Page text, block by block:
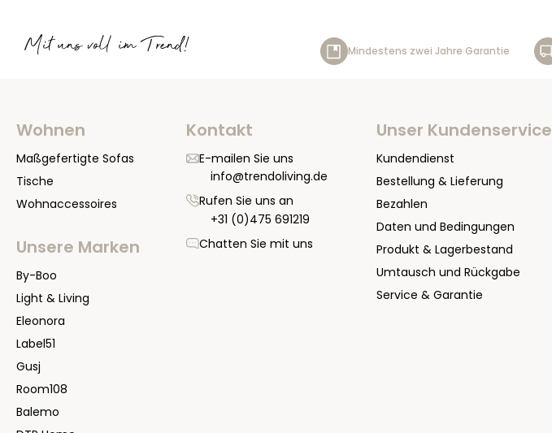
Mit uns voll im Trend! Mindestens zwei Jahre Garantie
Wohnen
Maßgefertigte Sofas
Tische
Wohnaccessoires
Unsere Marken
By-Boo
Light & Living
Eleonora
Label51
Gusj
Room108
Balemo
Kontakt
E-mailen Sie uns
info@trendoliving.de
Rufen Sie uns an
+31 (0)475 691219
Chatten Sie mit uns
Unser Kundenservice
Kundendienst
Bestellung & Lieferung
Bezahlen
Daten und Bedingungen
Produkt & Lagerbestand
Umtausch und Rückgabe
Service & Garantie